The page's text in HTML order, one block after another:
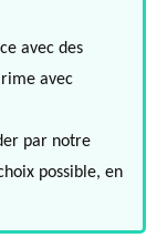
avec des
avec
par notre
possible, en